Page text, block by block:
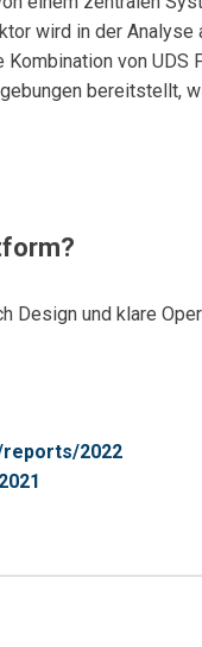
wird in der Analyse
von UDS
bereitstellt,
Design und klare
2022